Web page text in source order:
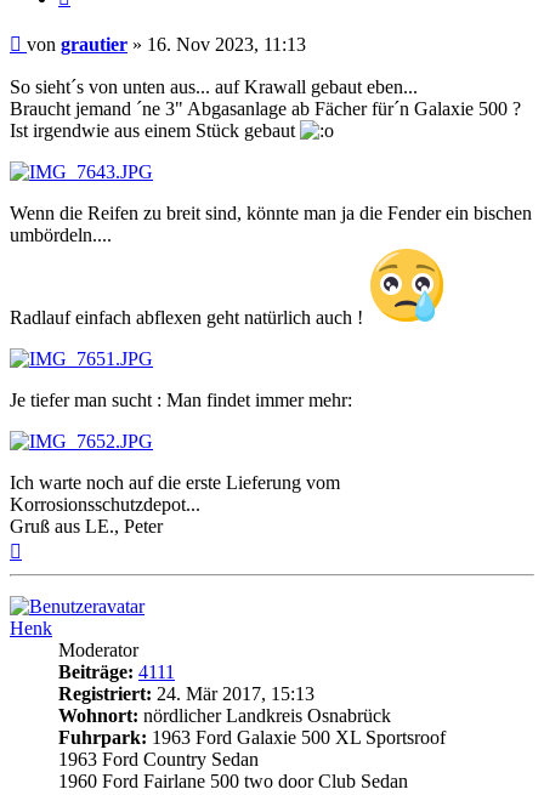
Beitrag
von grautier » 16. Nov 2023, 11:13
So sieht´s von unten aus... auf Krawall gebaut eben...
Braucht jemand ´ne 3" Abgasanlage ab Fächer für´n Galaxie 500 ?
Ist irgendwie aus einem Stück gebaut
Wenn die Reifen zu breit sind, könnte man ja die Fender ein bischen
umbördeln....
Radlauf einfach abflexen geht natürlich auch !
Je tiefer man sucht : Man findet immer mehr:
Ich warte noch auf die erste Lieferung vom
Korrosionsschutzdepot...
Gruß aus LE., Peter
Henk
Moderator
Beiträge: 4111
Registriert: 24. Mär 2017, 15:13
Wohnort: nördlicher Landkreis Osnabrück
Fuhrpark: 1963 Ford Galaxie 500 XL Sportsroof
1963 Ford Country Sedan
1960 Ford Fairlane 500 two door Club Sedan